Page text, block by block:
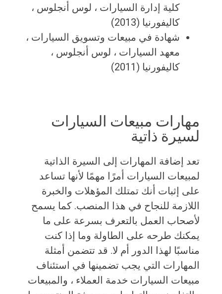
كلية إدارة السيارات ، لوس أنجلوس ،
كاليفورنيا (2013)
شهادة في مبيعات وتسويق السيارات ،
معهد السيارات ، لوس أنجلوس ،
كاليفورنيا (2011)
مهارات مبيعات السيارات
لسيرة ذاتية
تعد إضافة المهارات إلى السيرة الذاتية
لمبيعات السيارات أمرًا مهمًا لأنها تساعد
على إثبات أنك تمتلك المؤهلات والخبرة
اللازمة للنجاح في هذا المنصب. كما يسمح
لأصحاب العمل بالتعرف بسرعة على ما
يمكنك طرحه على الطاولة وما إذا كنت
مناسبًا لهذا الدور أم لا. قد تتضمن أمثلة
المهارات التي يجب تضمينها في استئناف
مبيعات السيارات خدمة العملاء ، والمبيعات